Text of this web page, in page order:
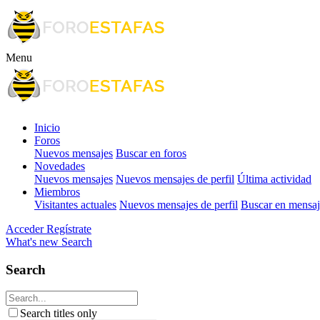
Menu
Inicio
Foros
Nuevos mensajes Buscar en foros
Novedades
Nuevos mensajes Nuevos mensajes de perfil Última actividad
Miembros
Visitantes actuales Nuevos mensajes de perfil Buscar en
Acceder Regístrate
What's new Search
Search
Search titles only